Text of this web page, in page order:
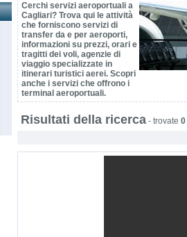
Cerchi servizi aeroportuali a
Cagliari? Trova qui le attività
che forniscono servizi di
transfer da e per aeroporti,
informazioni su prezzi, orari e
tragitti dei voli, agenzie di
viaggio specializzate in
itinerari turistici aerei. Scopri
anche i servizi che offrono i
terminal aeroportuali.
Risultati della ricerca - trovate 0